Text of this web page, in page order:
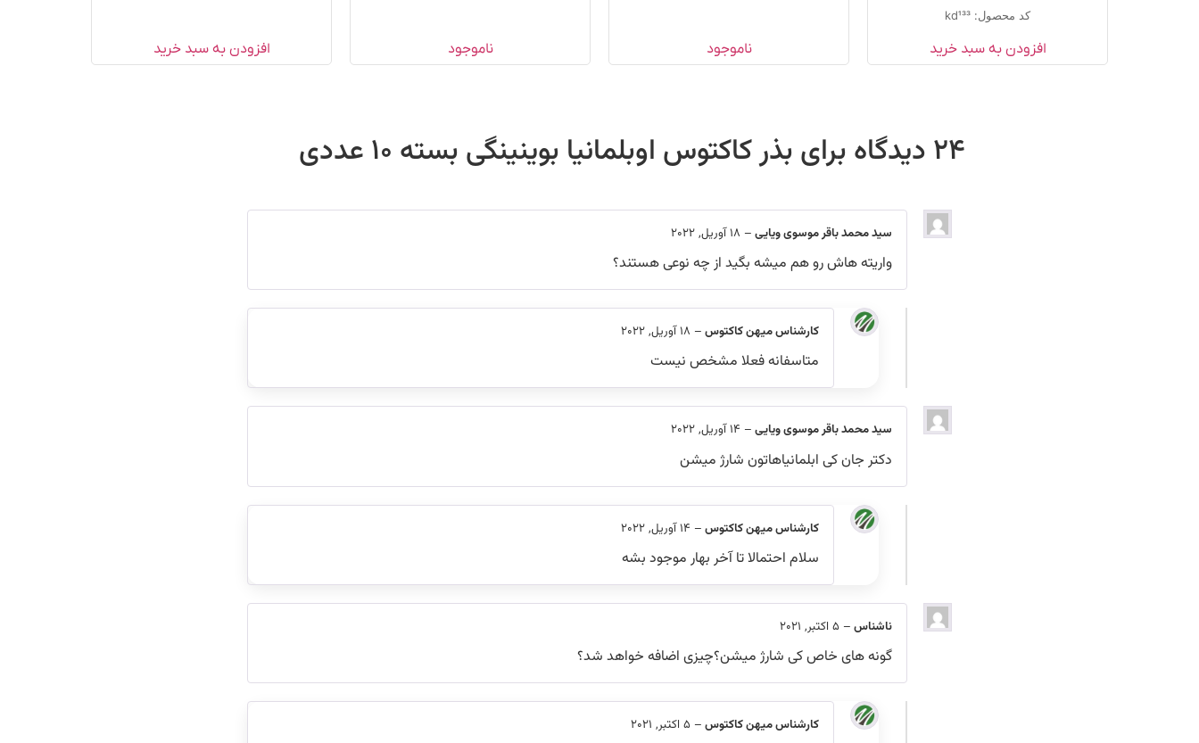
کد محصول: kd133
افزودن به سبد خرید ناموجود ناموجود افزودن به سبد خرید
24 دیدگاه برای بذر کاکتوس اوبلمانیا بوینینگی بسته ۱۰ عددی
سید محمد باقر موسوی ویایی– 18 آوریل, 2022
واریته هاش رو هم میشه بگید از چه نوعی هستند؟
کارشناس میهن کاکتوس– 18 آوریل, 2022
متاسفانه فعلا مشخص نیست
سید محمد باقر موسوی ویایی– 14 آوریل, 2022
دکتر جان کی ابلمانیاهاتون شارژ میشن
کارشناس میهن کاکتوس– 14 آوریل, 2022
سلام احتمالا تا آخر بهار موجود بشه
ناشناس– 5 اکتبر, 2021
گونه های خاص کی شارژ میشن؟چیزی اضافه خواهد شد؟
کارشناس میهن کاکتوس– 5 اکتبر, 2021